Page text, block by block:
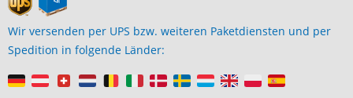
Wir versenden per UPS bzw. weiteren Paketdiensten und per
Spedition in folgende Länder: